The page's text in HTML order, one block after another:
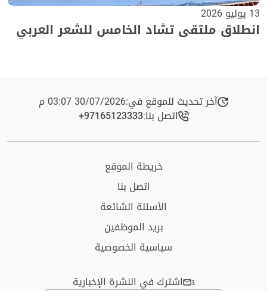
13 يوليو 2026
انطلاق ملتقى تشاد الخامس للشعر العربي
آخر تحديث للموقع في:30/07/2026 03:07 م
اتصل بنا:+97165123333​
خريطة الموقع
اتصل بنا
الأسئلة الشائعة
بريد الموظفين
سياسية الخصوصية
اشترك في النشرة الإخبارية